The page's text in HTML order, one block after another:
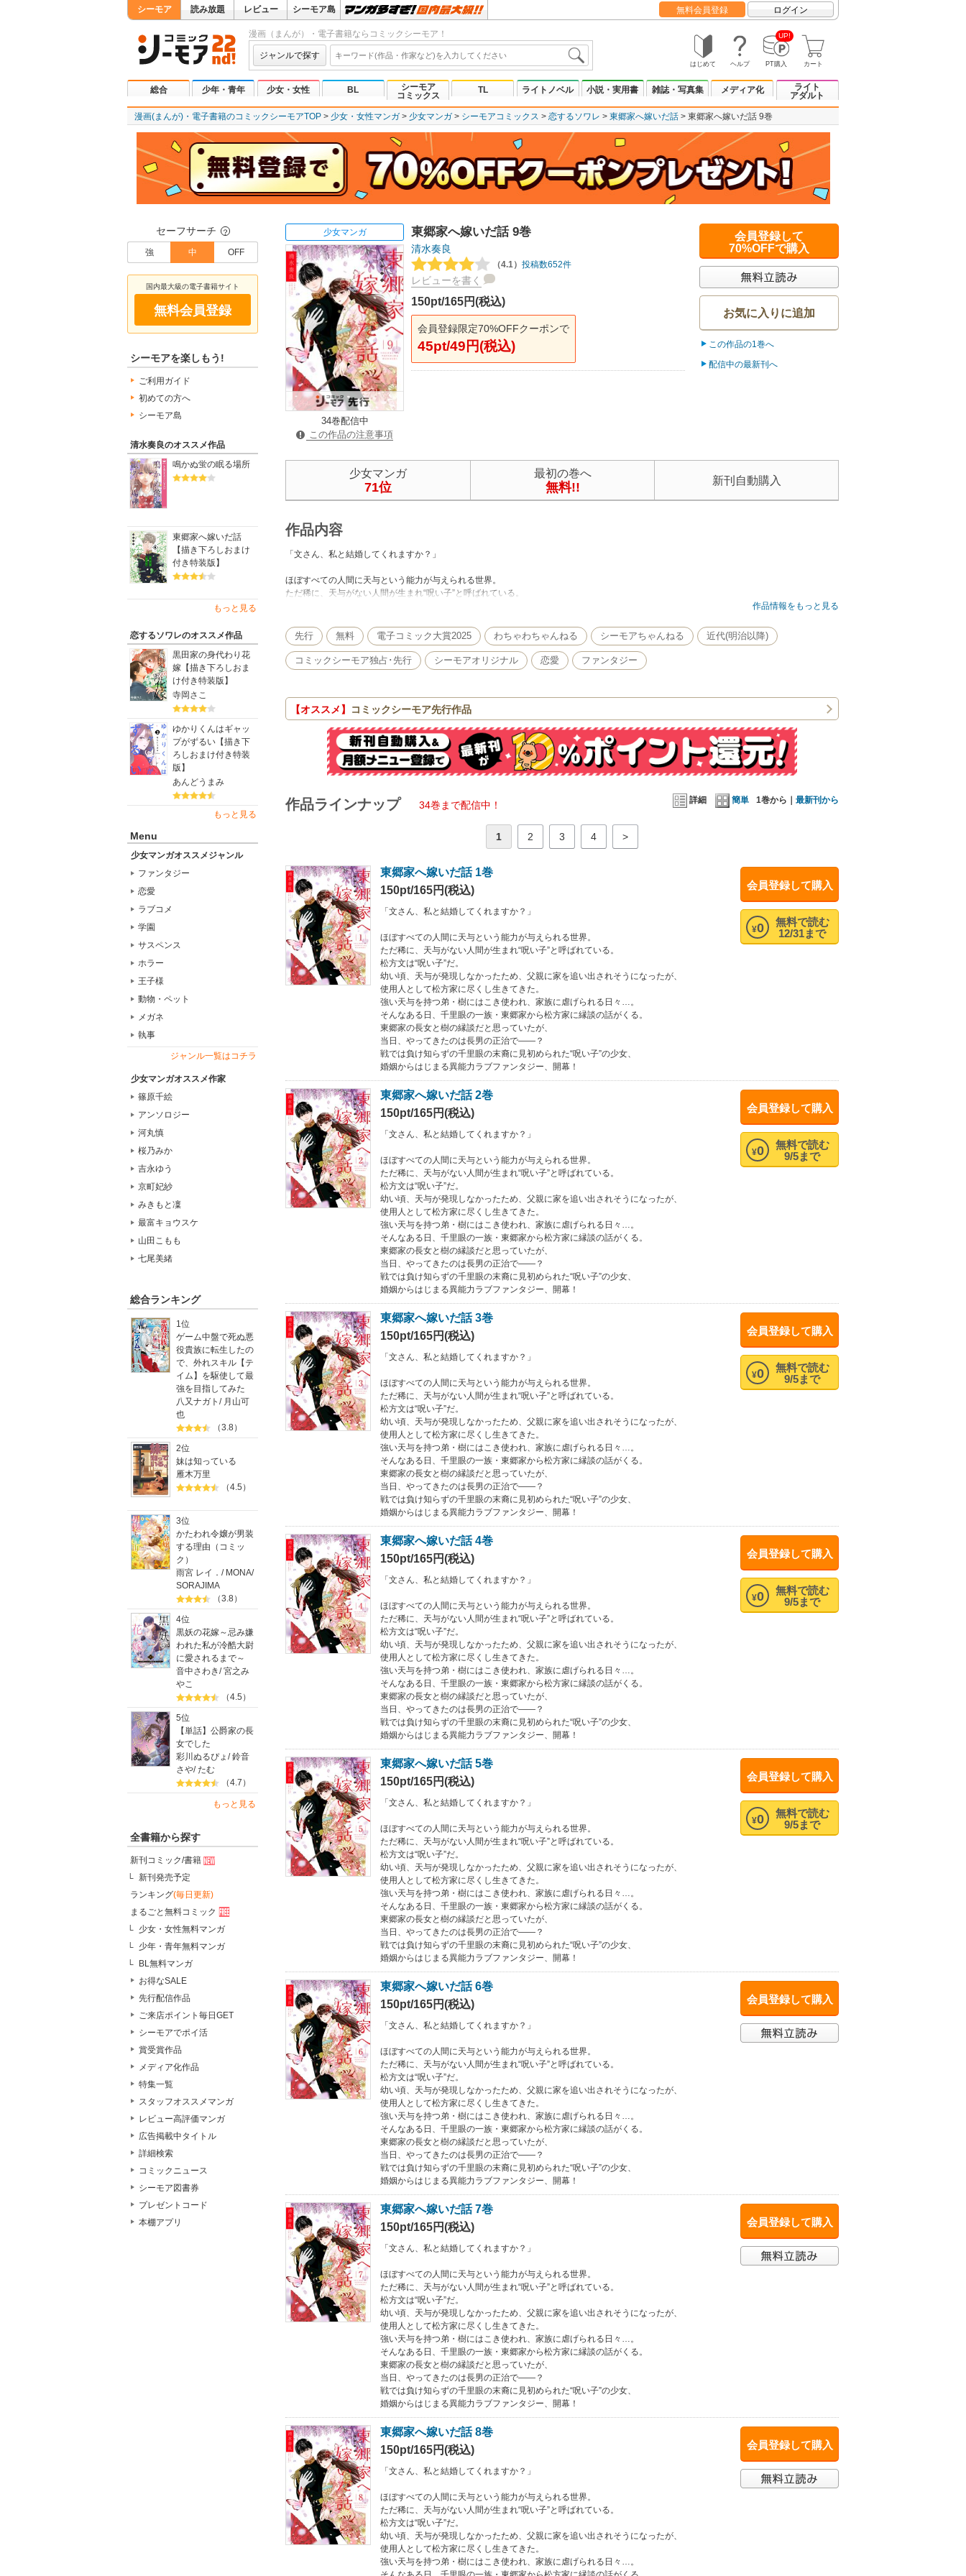
シーモア 読み放題 レビュー シーモア島 無料会員登録 ログイン
漫画（まんが）・電子書籍ならコミックシーモア！
ジャンルで探す
はじめて ヘルプ
UP!
PT購入 カート
総合 少年・青年 少女・女性 BL
シーモア
コミックス
TL ライトノベル 小説・実用書 雑誌・写真集 メディア化
ライト
アダルト
漫画(まんが)・電子書籍のコミックシーモアTOP 少女・女性マンガ 少女マンガ シーモアコミックス 恋するソワレ 東郷家へ嫁いだ話 東郷家へ嫁いだ話 9巻
セーフサーチ ？
強 中 OFF
国内最大級の電子書籍サイト
無料会員登録
シーモアを楽しもう!
ご利用ガイド
初めての方へ
シーモア島
清水奏良のオススメ作品
鳴かぬ蛍の眠る場所
東郷家へ嫁いだ話
【描き下ろしおまけ
付き特装版】
もっと見る
恋するソワレのオススメ作品
黒田家の身代わり花
嫁【描き下ろしおま
け付き特装版】
寺岡さこ
ゆかりくんはギャッ
プがずるい【描き下
ろしおまけ付き特装
版】
あんどうまみ
もっと見る
Menu
少女マンガオススメジャンル
ファンタジー
恋愛
ラブコメ
学園
サスペンス
ホラー
王子様
動物・ペット
メガネ
執事
ジャンル一覧はコチラ
少女マンガオススメ作家
篠原千絵
アンソロジー
河丸慎
桜乃みか
吉永ゆう
京町妃紗
みきもと凜
最富キョウスケ
山田こもも
七尾美緒
総合ランキング
1位
ゲーム中盤で死ぬ悪
役貴族に転生したの
で、外れスキル【テ
イム】を駆使して最
強を目指してみた
八又ナガト / 月山可
也
（3.8）
2位
妹は知っている
雁木万里
（4.5）
3位
かたわれ令嬢が男装
する理由（コミッ
ク）
雨宮 レイ． / MONA/
SORAJIMA
（3.8）
4位
黒妖の花嫁～忌み嫌
われた私が冷酷大尉
に愛されるまで～
音中さわき/宮之み
やこ
（4.5）
5位
【単話】公爵家の長
女でした
彩川ぬるぴょ /鈴音
さや/たむ
（4.7）
もっと見る
全書籍から探す
新刊コミック/書籍
新刊発売予定
ランキング(毎日更新)
まるごと無料コミック
少女・女性無料マンガ
少年・青年無料マンガ
BL無料マンガ
お得なSALE
先行配信作品
ご来店ポイント毎日GET
シーモアでポイ活
賞受賞作品
メディア化作品
特集一覧
スタッフオススメマンガ
レビュー高評価マンガ
広告掲載中タイトル
詳細検索
コミックニュース
シーモア図書券
プレゼントコード
本棚アプリ
少女マンガ
34巻配信中
この作品の注意事項
東郷家へ嫁いだ話 9巻
清水奏良
（4.1） 投稿数652件
レビューを書く
150pt/165円(税込)
会員登録限定70%OFFクーポンで
45pt/49円(税込)
会員登録して
70%OFFで購入
お気に入りに追加
この作品の1巻へ
配信中の最新刊へ
少女マンガ
71位
最初の巻へ
無料!! 新刊自動購入
作品内容
「文さん、私と結婚してくれますか？」
ほぼすべての人間に天与という能力が与えられる世界。
ただ稀に、天与がない人間が生まれ“呪い子”と呼ばれている。
使用人として松方家に尽くし生きてきた。
強い天与を持つ弟・樹にはこき使われ、家族に虐げられる日々…。
そんなある日、千里眼の一族・東郷家から松方家に縁談の話がくる。
東郷家の長女と樹の縁談だと思っていたが、
戦では負け知らずの千里眼の末裔に見初められた“呪い子”の少女、
婚姻からはじまる異能力ラブファンタジー、開幕！
作品情報をもっと見る
先行 無料 電子コミック大賞2025 わちゃわちゃんねる シーモアちゃんねる 近代(明治以降)
コミックシーモア独占･先行 シーモアオリジナル 恋愛 ファンタジー
【オススメ】 コミックシーモア先行作品
詳細 簡単 1巻から｜ 最新刊から
作品ラインナップ 34巻まで配信中！
1 2 3 4 >
会員登録して購入
無料で読む
12/31まで
¥0
東郷家へ嫁いだ話 1巻
150pt/165円(税込)
「文さん、私と結婚してくれますか？」
ほぼすべての人間に天与という能力が与えられる世界。
ただ稀に、天与がない人間が生まれ“呪い子”と呼ばれている。
松方文は“呪い子”だ。
幼い頃、天与が発現しなかったため、父親に家を追い出されそうになったが、
使用人として松方家に尽くし生きてきた。
強い天与を持つ弟・樹にはこき使われ、家族に虐げられる日々…。
そんなある日、千里眼の一族・東郷家から松方家に縁談の話がくる。
東郷家の長女と樹の縁談だと思っていたが、
当日、やってきたのは長男の正治で――？
戦では負け知らずの千里眼の末裔に見初められた“呪い子”の少女、
婚姻からはじまる異能力ラブファンタジー、開幕！
会員登録して購入
無料で読む
9/5まで
¥0
東郷家へ嫁いだ話 2巻
150pt/165円(税込)
「文さん、私と結婚してくれますか？」
ほぼすべての人間に天与という能力が与えられる世界。
ただ稀に、天与がない人間が生まれ“呪い子”と呼ばれている。
松方文は“呪い子”だ。
幼い頃、天与が発現しなかったため、父親に家を追い出されそうになったが、
使用人として松方家に尽くし生きてきた。
強い天与を持つ弟・樹にはこき使われ、家族に虐げられる日々…。
そんなある日、千里眼の一族・東郷家から松方家に縁談の話がくる。
東郷家の長女と樹の縁談だと思っていたが、
当日、やってきたのは長男の正治で――？
戦では負け知らずの千里眼の末裔に見初められた“呪い子”の少女、
婚姻からはじまる異能力ラブファンタジー、開幕！
会員登録して購入
無料で読む
9/5まで
¥0
東郷家へ嫁いだ話 3巻
150pt/165円(税込)
「文さん、私と結婚してくれますか？」
ほぼすべての人間に天与という能力が与えられる世界。
ただ稀に、天与がない人間が生まれ“呪い子”と呼ばれている。
松方文は“呪い子”だ。
幼い頃、天与が発現しなかったため、父親に家を追い出されそうになったが、
使用人として松方家に尽くし生きてきた。
強い天与を持つ弟・樹にはこき使われ、家族に虐げられる日々…。
そんなある日、千里眼の一族・東郷家から松方家に縁談の話がくる。
東郷家の長女と樹の縁談だと思っていたが、
当日、やってきたのは長男の正治で――？
戦では負け知らずの千里眼の末裔に見初められた“呪い子”の少女、
婚姻からはじまる異能力ラブファンタジー、開幕！
会員登録して購入
無料で読む
9/5まで
¥0
東郷家へ嫁いだ話 4巻
150pt/165円(税込)
「文さん、私と結婚してくれますか？」
ほぼすべての人間に天与という能力が与えられる世界。
ただ稀に、天与がない人間が生まれ“呪い子”と呼ばれている。
松方文は“呪い子”だ。
幼い頃、天与が発現しなかったため、父親に家を追い出されそうになったが、
使用人として松方家に尽くし生きてきた。
強い天与を持つ弟・樹にはこき使われ、家族に虐げられる日々…。
そんなある日、千里眼の一族・東郷家から松方家に縁談の話がくる。
東郷家の長女と樹の縁談だと思っていたが、
当日、やってきたのは長男の正治で――？
戦では負け知らずの千里眼の末裔に見初められた“呪い子”の少女、
婚姻からはじまる異能力ラブファンタジー、開幕！
会員登録して購入
無料で読む
9/5まで
¥0
東郷家へ嫁いだ話 5巻
150pt/165円(税込)
「文さん、私と結婚してくれますか？」
ほぼすべての人間に天与という能力が与えられる世界。
ただ稀に、天与がない人間が生まれ“呪い子”と呼ばれている。
松方文は“呪い子”だ。
幼い頃、天与が発現しなかったため、父親に家を追い出されそうになったが、
使用人として松方家に尽くし生きてきた。
強い天与を持つ弟・樹にはこき使われ、家族に虐げられる日々…。
そんなある日、千里眼の一族・東郷家から松方家に縁談の話がくる。
東郷家の長女と樹の縁談だと思っていたが、
当日、やってきたのは長男の正治で――？
戦では負け知らずの千里眼の末裔に見初められた“呪い子”の少女、
婚姻からはじまる異能力ラブファンタジー、開幕！
会員登録して購入
東郷家へ嫁いだ話 6巻
150pt/165円(税込)
「文さん、私と結婚してくれますか？」
ほぼすべての人間に天与という能力が与えられる世界。
ただ稀に、天与がない人間が生まれ“呪い子”と呼ばれている。
松方文は“呪い子”だ。
幼い頃、天与が発現しなかったため、父親に家を追い出されそうになったが、
使用人として松方家に尽くし生きてきた。
強い天与を持つ弟・樹にはこき使われ、家族に虐げられる日々…。
そんなある日、千里眼の一族・東郷家から松方家に縁談の話がくる。
東郷家の長女と樹の縁談だと思っていたが、
当日、やってきたのは長男の正治で――？
戦では負け知らずの千里眼の末裔に見初められた“呪い子”の少女、
婚姻からはじまる異能力ラブファンタジー、開幕！
会員登録して購入
東郷家へ嫁いだ話 7巻
150pt/165円(税込)
「文さん、私と結婚してくれますか？」
ほぼすべての人間に天与という能力が与えられる世界。
ただ稀に、天与がない人間が生まれ“呪い子”と呼ばれている。
松方文は“呪い子”だ。
幼い頃、天与が発現しなかったため、父親に家を追い出されそうになったが、
使用人として松方家に尽くし生きてきた。
強い天与を持つ弟・樹にはこき使われ、家族に虐げられる日々…。
そんなある日、千里眼の一族・東郷家から松方家に縁談の話がくる。
東郷家の長女と樹の縁談だと思っていたが、
当日、やってきたのは長男の正治で――？
戦では負け知らずの千里眼の末裔に見初められた“呪い子”の少女、
婚姻からはじまる異能力ラブファンタジー、開幕！
会員登録して購入
東郷家へ嫁いだ話 8巻
150pt/165円(税込)
「文さん、私と結婚してくれますか？」
ほぼすべての人間に天与という能力が与えられる世界。
ただ稀に、天与がない人間が生まれ“呪い子”と呼ばれている。
松方文は“呪い子”だ。
幼い頃、天与が発現しなかったため、父親に家を追い出されそうになったが、
使用人として松方家に尽くし生きてきた。
強い天与を持つ弟・樹にはこき使われ、家族に虐げられる日々…。